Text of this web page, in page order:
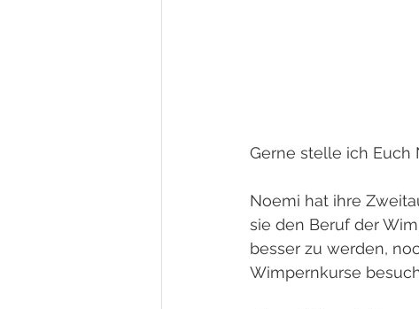
Gerne stelle ich Euch
Noemi hat ihre
sie den Beruf der
besser zu werden,
Wimpernkurse